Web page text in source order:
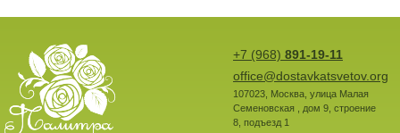
+7 (968) 891-19-11
office@dostavkatsvetov.org
107023, Москва, улица Малая
Семеновская , дом 9, строение
8, подъезд 1